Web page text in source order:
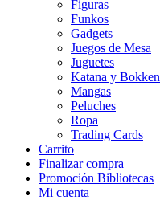
Figuras
Funkos
Gadgets
Juegos de Mesa
Juguetes
Katana y Bokken
Mangas
Peluches
Ropa
Trading Cards
Carrito
Finalizar compra
Promoción Bibliotecas
Mi cuenta